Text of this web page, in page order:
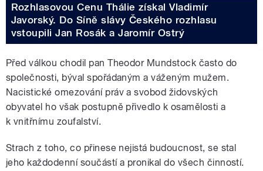
Rozhlasovou Cenu Thálie získal Vladimír
Javorský. Do Síně slávy Českého rozhlasu
vstoupili Jan Rosák a Jaromír Ostrý
Před válkou chodil pan Theodor Mundstock často do
společnosti, býval spořádaným a váženým mužem.
Nacistické omezování práv a svobod židovských
obyvatel ho však postupně přivedlo k osamělosti a
k vnitřnímu zoufalství.
Strach z toho, co přinese nejistá budoucnost, se stal
jeho každodenní součástí a pronikal do všech činností.